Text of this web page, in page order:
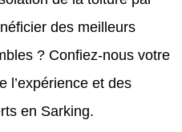
des meilleurs
? Confiez-nous votre
l’expérience et des
en Sarking.